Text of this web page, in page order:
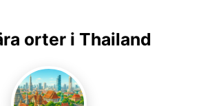
orter i Thailand